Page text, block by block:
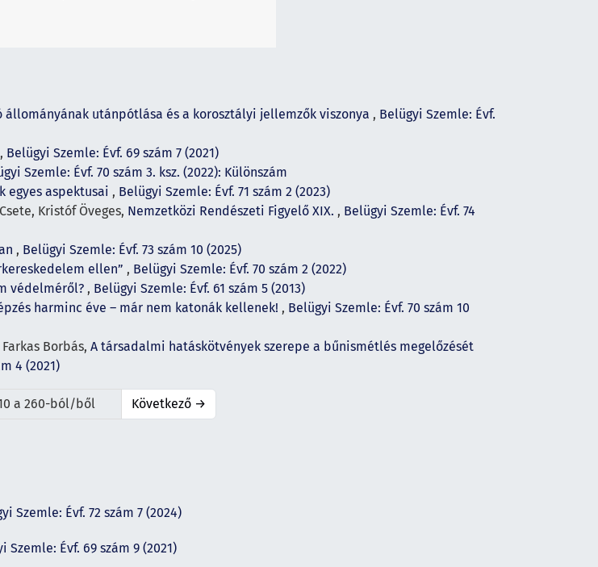
utánpótlása és a korosztályi jellemzők viszonya , Belügyi Szemle: Évf.
, Belügyi Szemle: Évf. 69 szám 7 (2021)
Szemle: Évf. 70 szám 3. ksz. (2022): Különszám
egyes aspektusai , Belügyi Szemle: Évf. 71 szám 2 (2023)
Kristóf Öveges, Nemzetközi Rendészeti Figyelő XIX. , Belügyi Szemle: Évf. 74
, Belügyi Szemle: Évf. 73 szám 10 (2025)
ellen” , Belügyi Szemle: Évf. 70 szám 2 (2022)
védelméről? , Belügyi Szemle: Évf. 61 szám 5 (2013)
harminc éve – már nem katonák kellenek! , Belügyi Szemle: Évf. 70 szám 10
Borbás, A társadalmi hatáskötvények szerepe a bűnismétlés megelőzését
4 (2021)
a 260-ból/ből Következő →
Szemle: Évf. 72 szám 7 (2024)
Szemle: Évf. 69 szám 9 (2021)